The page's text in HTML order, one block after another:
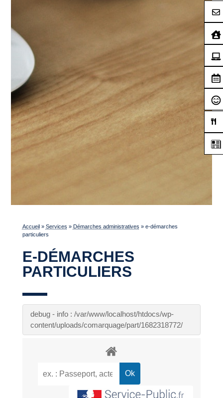
Accueil » Services » Démarches administratives » e-démarches
particuliers
E-DÉMARCHES
PARTICULIERS
debug - info : /var/www/localhost/htdocs/wp-
content/uploads/comarquage/part/1682318772/